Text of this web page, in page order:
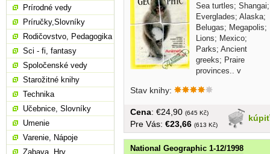
Sea turtles; Shangai;
Everglades; Alaska;
Belugas; Megapolis;
Lions; Mexico;
Parks; Ancient
greeks; Praire
provinces.. v
Stav knihy:
kúpiť
Cena: €24,90 (645 Kč)
Pre Vás: €23,66 (613 Kč)
National Geographic 1-12/1998
Prírodné vedy
Príručky,Slovníky
Rodičovstvo, Pedagogika
Sci - fi, fantasy
Spoločenské vedy
Starožitné knihy
Technika
Učebnice, Slovníky
Umenie
Varenie, Nápoje
Zabava, Hry